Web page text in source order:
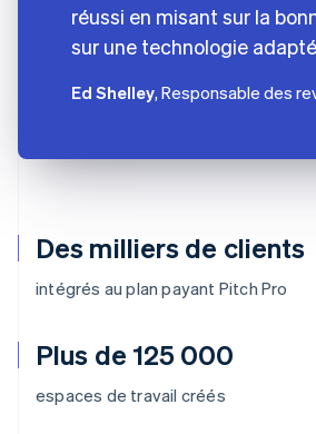
Des milliers de clients
intégrés au plan payant Pitch Pro
Plus de 125 000
espaces de travail créés
réussi en misant sur la
sur une technologie
Ed Shelley, Responsable des